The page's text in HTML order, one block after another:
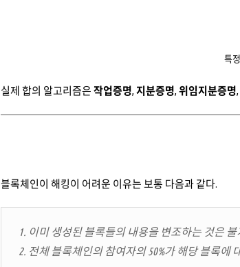
특
실제 합의 알고리즘은 작업증명, 지분증명, 위임지분증명
블록체인이 해킹이 어려운 이유는 보통 다음과 같다.
1. 이미 생성된 블록들의 내용을 변조하는 것은
2. 전체 블록체인의 참여자의 50%가 해당 블록에